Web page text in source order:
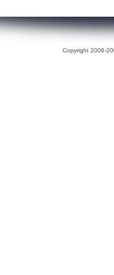
Copyright 2006-